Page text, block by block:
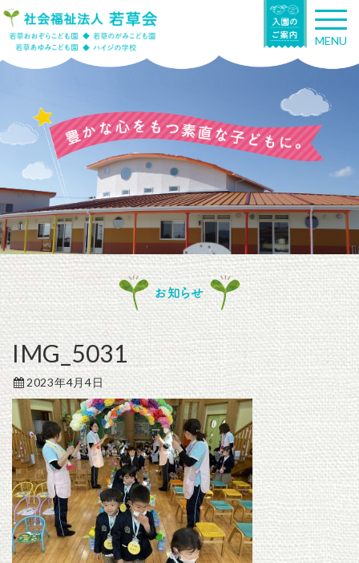
T
o
g
n
g
a
t
n
MENU
お知らせ
IMG_5031
2023年4月4日